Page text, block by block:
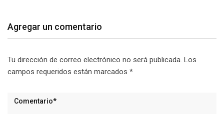
Agregar un comentario
Tu dirección de correo electrónico no será publicada. Los
campos requeridos están marcados *